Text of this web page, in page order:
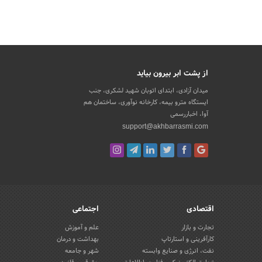
از پشت ابر بیرون بیاید
میدان آزادی، ابتدای اتوبان شهید لشکری، جنب
ایستگاه مترو بیمه، کارخانه نوآوری، ساختمان هم
آوا، اخباررسمی
support@akhbarrasmi.com
اقتصادی
تجارت و بازار
کارآفرینی و استارتاپ
نفت، انرژی و صنایع وابسته
اجتماعی
علم و آموزش
بهداشت و درمان
شهر و جامعه